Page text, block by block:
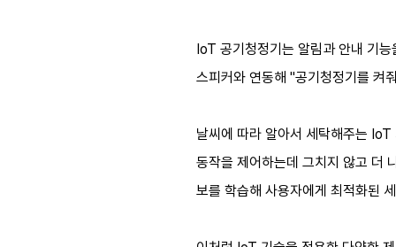
IoT 공기청정기는 알림과 안내 기
스피커와 연동해 "공기청정기를 켜
날씨에 따라 알아서 세탁해주는
동작을 제어하는데 그치지 않고 더
보를 학습해 사용자에게 최적화된